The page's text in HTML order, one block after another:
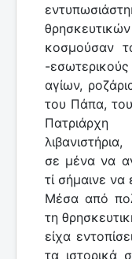
κοσμούσαν
-
αγίων,
του Πάπα,
Πατριάρχη
σε μένα να
τί σήμαινε να
Μέσα από
τη
είχα
τα ιστορικά